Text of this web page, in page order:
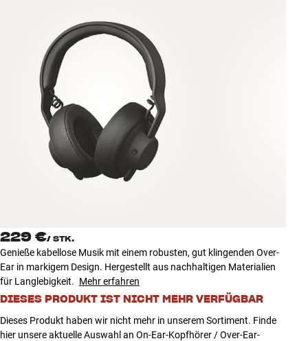
INSPIRATION
MARKEN
NEUHEITEN
ANGEBOTE
Bauen mit Klang
229 €/ STK.
Genieße kabellose Musik mit einem robusten, gut klingenden Over-
Ear in markigem Design. Hergestellt aus nachhaltigen Materialien
für Langlebigkeit. Mehr erfahren
DIESES PRODUKT IST NICHT MEHR VERFÜGBAR
Dieses Produkt haben wir nicht mehr in unserem Sortiment. Finde
hier unsere aktuelle Auswahl an On-Ear-Kopfhörer / Over-Ear-